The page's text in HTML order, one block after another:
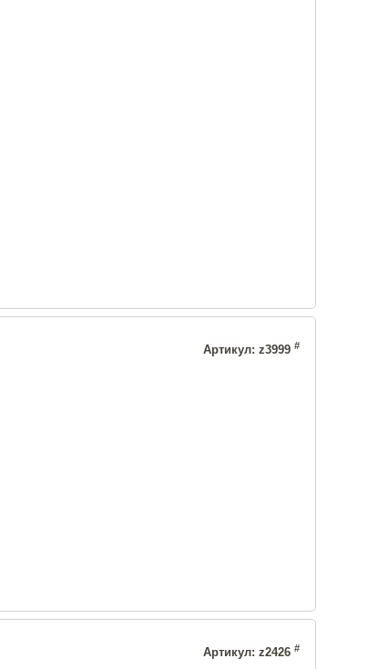
Артикул: z3999 #
Артикул: z2426 #